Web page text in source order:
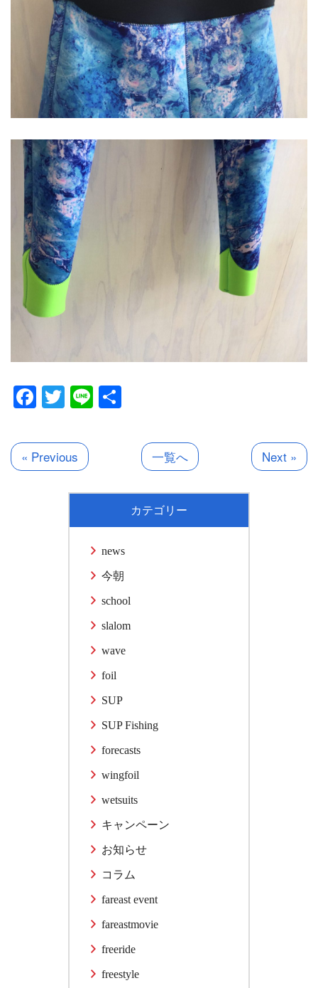
Facebook
Twitter
Line
« Previous 一覧へ Next »
カテゴリー
news
今朝
school
slalom
wave
foil
SUP
SUP Fishing
forecasts
wingfoil
wetsuits
キャンペーン
お知らせ
コラム
fareast event
fareastmovie
freeride
freestyle